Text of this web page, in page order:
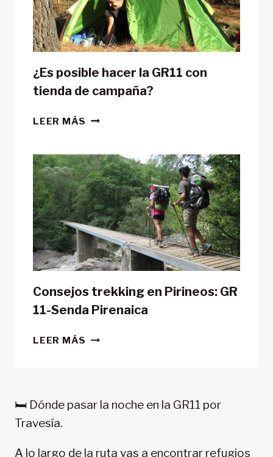
¿Es posible hacer la GR11 con
tienda de campaña?
LEER MÁS ¿ES
LA
GR11
CON
TIENDA
DE
CAMPAÑA?
Consejos trekking en Pirineos: GR
11-Senda Pirenaica
LEER MÁS CONSEJOS
11-
🛏️ Dónde pasar la noche en la GR11 por
Travesía.
A lo largo de la ruta vas a encontrar refugios